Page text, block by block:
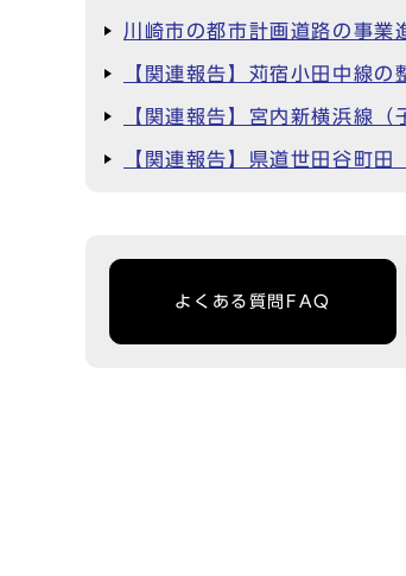
川崎市の都市計画道路の事業
【関連報告】苅宿小田中線の
【関連報告】宮内新横浜線
【関連報告】県道世田谷町
よくある質問FAQ